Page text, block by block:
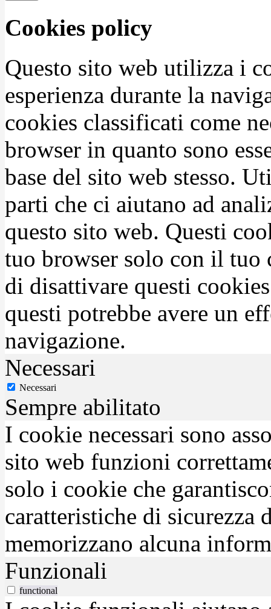
Cookies policy
Questo sito web utilizza i
esperienza durante la
cookies classificati come
browser in quanto sono
base del sito web stesso.
parti che ci aiutano ad
questo sito web. Questi
tuo browser solo con il tuo
di disattivare questi
questi potrebbe avere un
navigazione.
Necessari
Necessari
Sempre abilitato
I cookie necessari sono
sito web funzioni
solo i cookie che
caratteristiche di sicurezza
memorizzano alcuna
Funzionali
functional